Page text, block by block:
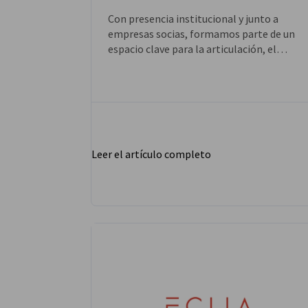
Con presencia institucional y junto a
empresas socias, formamos parte de un
espacio clave para la articulación, el
Leer el artículo completo